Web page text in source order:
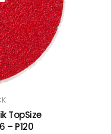
TopSize
– P120